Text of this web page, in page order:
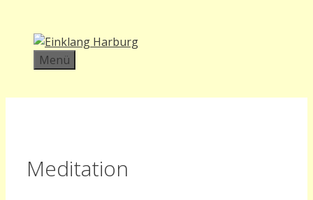
Inhalt
springen
Menü
Meditation